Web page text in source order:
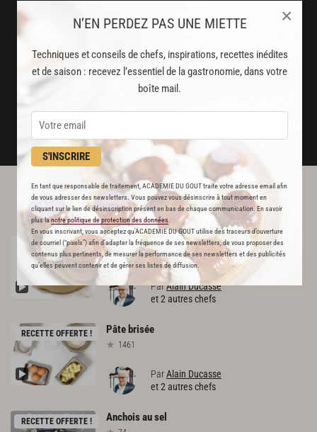
N’EN PERDEZ PAS UNE MIETTE
Techniques et conseils de chefs, inspirations, recettes inédites
et de saison : recevez l’essentiel de la gastronomie, dans votre
boîte mail.
S'INSCRIRE
En tant que responsable de traitement, ACADEMIE DU GOUT traite votre adresse email afin
de vous adresser des newsletters. Vous pouvez vous désinscrire à tout moment en
cliquant sur le lien de désinscription présent en bas de chaque communication. En savoir
plus lanotre politique de protection des données
En vous inscrivant, vous acceptez qu'ACADEMIE DU GOUT utilise des traceurs d’ouverture
de courriel (“pixels”) afin d’adapter la fréquence de ses newsletters, de vous proposer des
contenus plus pertinents, de mesurer la performance de ses newsletters et des publicités
qu’elles peuvent contenir et de gérer ses listes de diffusion.
×
disponibles chaque semaine
Stop pub
un service garanti sans publicité
DÉJÀ ABONNÉ(E) ? JE ME CONNECTE
L'ACADÉMIE DU GOÛT VOUS
RECOMMANDE
RECETTE OFFERTE ! Pâte àpissaladière
831
ParAlain Ducasse
et 2 autres chefs
RECETTE OFFERTE ! Pâte brisée
1461
ParAlain Ducasse
et 2 autres chefs
RECETTE OFFERTE ! Anchoisausel